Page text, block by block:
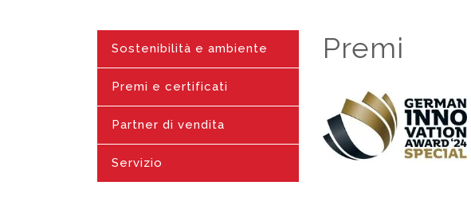
Sostenibilità e ambiente
Premi e certificati
Partner di vendita
Servizio
Premi